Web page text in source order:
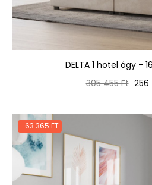
DELTA 1 hotel ágy -
Normál
305 455 Ft Ár
256
-63 365 FT